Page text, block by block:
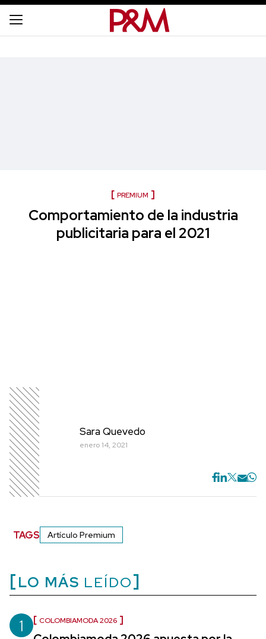
PREMIUM
Comportamiento de la industria
publicitaria para el 2021
Sara Quevedo
enero 14, 2021
TAGS Artículo Premium
LO MÁS LEÍDO
1 COLOMBIAMODA 2026